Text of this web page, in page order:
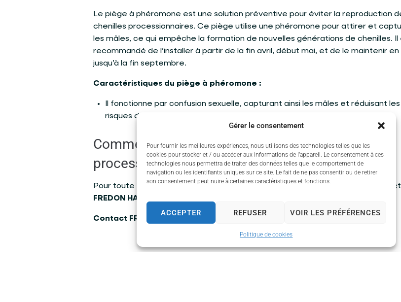
Gérer le consentement
Pour fournir les meilleures expériences, nous utilisons des technologies telles que les
cookies pour stocker et / ou accéder aux informations de l’appareil. Le consentement à ces
technologies nous permettra de traiter des données telles que le comportement de
navigation ou les identifiants uniques sur ce site. Le fait de ne pas consentir ou de retirer
son consentement peut nuire à certaines caractéristiques et fonctions.
ACCEPTER REFUSER VOIR LES PRÉFÉRENCES
Politique de cookies
Le piège à phéromone est une solution préventive pour éviter la reproduction
chenilles processionnaires. Ce piège utilise une phéromone pour attirer et
les mâles, ce qui empêche la formation de nouvelles générations de chenilles. Il
recommandé de l’installer à partir de la fin avril, début mai, et de le maintenir
jusqu’à la fin septembre.
Caractéristiques du piège à phéromone :
Il fonctionne par confusion sexuelle, capturant ainsi les mâles et réduisant les
risques de reproduction.
Comment participer à la lutte contre la chenille
processionnaire ?
Pour toute question sur la mise en place de ces dispositifs, vous pouvez
FREDON HAUTE-VIENNE
Contact FREDON HAUTE-VIENNE :